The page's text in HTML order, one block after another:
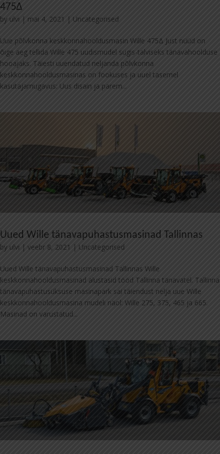
475Δ
by ulvi | mai 4, 2021 | Uncategorised
Uue põlvkonna keskkonnahooldusmasin Wille 475Δ Just nüüd on
õige aeg tellida Wille 475 uudismudel sügis-talviseks tänavahoolduse
hooajaks. Täiesti uuendatud neljanda põlvkonna
keskkonnahooldusmasinas on fookuses ja uuel tasemel
kasutajamugavus: Uus disain ja parem...
Uued Wille tänavapuhastusmasinad Tallinnas
by ulvi | veebr 8, 2021 | Uncategorised
Uued Wille tänavapuhastusmasinad Tallinnas Wille
keskkonnahooldusmasinad alustasid tööd Tallinna tänavatel. Tallinna
tänavapuhastusüksuse masinapark sai täiendust nelja uue Wille
keskkonnahooldusmasina mudeli näol: Wille 275, 375, 465 ja 665.
Masinad on varustatud...